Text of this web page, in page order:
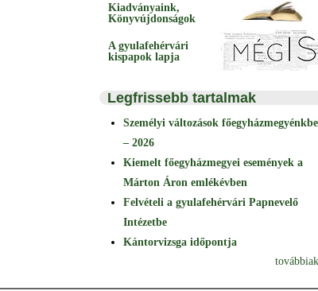
Kiadványaink,
Könyvújdonságok
A gyulafehérvári
kispapok lapja
Legfrissebb tartalmak
Személyi változások
– 2026
Kiemelt főegyházmegyei események a
Márton Áron emlékévben
Felvételi a gyulafehérvári Papnevelő
Intézetbe
Kántorvizsga időpontja